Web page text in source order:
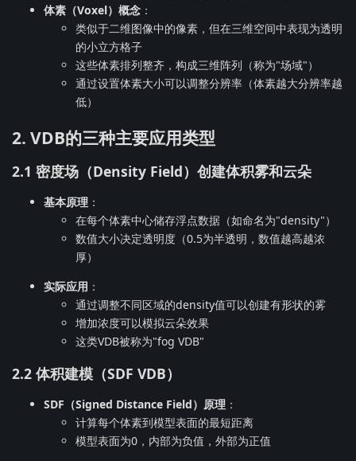
体素（Voxel）概念 ：
类似于二维图像中的像素，但在三维空间中表现为透明
的小立方格子
这些体素排列整齐，构成三维阵列（称为"场域"）
通过设置体素大小可以调整分辨率（体素越大分辨率越
低）
2. VDB的三种主要应用类型
2.1 密度场（Density Field）创建体积雾和云朵
基本原理 ：
在每个体素中心储存浮点数据（如命名为"density"）
数值大小决定透明度（0.5为半透明，数值越高越浓
厚）
实际应用 ：
通过调整不同区域的density值可以创建有形状的雾
增加浓度可以模拟云朵效果
这类VDB被称为"fog VDB"
2.2 体积建模（SDF VDB）
SDF（Signed Distance Field）原理 ：
计算每个体素到模型表面的最短距离
模型表面为0，内部为负值，外部为正值